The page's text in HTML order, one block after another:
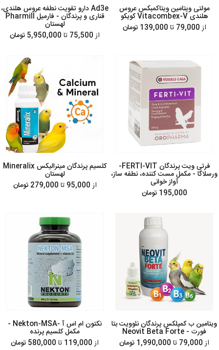
مولتی ویتامین ویتاکمبکس عروس
هلندی Vitacombex-V کویکو
از79,000 تا
Ad3e دارو تقویت نطفه عروس هلندی،
قناری و پرندگان - فارمیل Pharmill
لهستان
از75,500 تا
فرتی ویت پرندگان FERTI-VIT-
ورسلاگا - مکمل مست کننده، نطفه ساز،
آواز خوانی
195,000 تومان
کلسیم پرندگان مینرالیکس Mineralix
لهستان
از95,000 تا
ویتامین ب کمپلکس پرندگان نئوویت بتا
فورت - Neovit Beta Forte
از79,000 تا
نکتون ام اس آ -Nekton-MSA -
مکمل کلسیم پرنده
از119,000 تا